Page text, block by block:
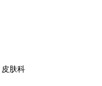
皮肤科